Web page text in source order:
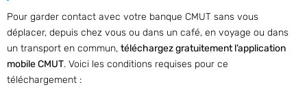
Pour garder contact avec votre banque CMUT sans vous
déplacer, depuis chez vous ou dans un café, en voyage ou dans
un transport en commun, téléchargez gratuitement l’application
mobile CMUT. Voici les conditions requises pour ce
téléchargement :